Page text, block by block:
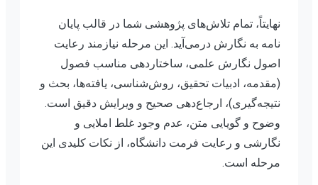
نهایتاً، تمام تلاش‌های پژوهشی شما در قالب پایان
نامه به نگارش درمی‌آید. این مرحله نیازمند رعایت
اصول نگارش علمی، ساختاردهی مناسب فصول
(مقدمه، ادبیات تحقیق، روش‌شناسی، یافته‌ها، بحث و
نتیجه‌گیری)، ارجاع‌دهی صحیح و ویرایش دقیق است.
وضوح و گویایی متن، عدم وجود غلط املایی و
نگارشی و رعایت فرمت دانشگاه، از نکات کلیدی این
مرحله است.